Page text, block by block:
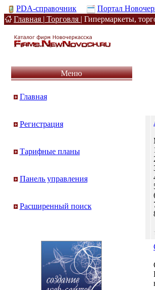
PDA-справочник Портал
Главная | Торговля | Гипермаркеты,
Меню
Главная
Регистрация
Тарифные планы
Панель управления
Расширенный поиск